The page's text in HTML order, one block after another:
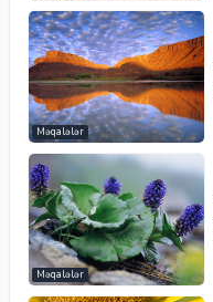
Məqalələr
Məqalələr